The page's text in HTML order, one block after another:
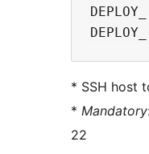
* SSH host
* Mandatory
22